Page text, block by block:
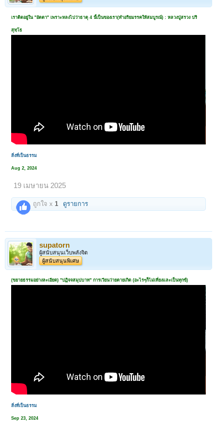
เราติดอยู่ใน "อัตตา" เพราะหลงไปว่าธาตุ 4 นี้เป็นของเรา(ทำอริยมรรคให้สมบูรณ์) : หลวงปู่สรวง ปริ
สุทฺโธ
สิ่งที่เป็นธรรม
Aug 2, 2024
19 เมษายน 2025
ถูกใจ x 1 ดูรายการ
supatorn
ผู้สนับสนุนเว็บพลังจิต
ผู้สนับสนุนพิเศษ
(ขยายธรรมอย่างละเอียด) "ปฏิจจสมุปบาท" การเวียนว่ายตายเกิด (อะไรๆก็ไม่เที่ยงและเป็นทุกข์)
สิ่งที่เป็นธรรม
Sep 23, 2024